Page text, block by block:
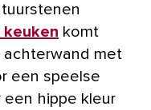
keuken komt
met
een speelse
hippe kleur